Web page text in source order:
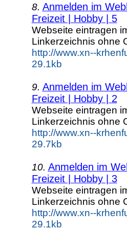
8. Anmelden im
Freizeit | Hobby | 5
Webseite eintragen
Linkerzeichnis ohne
http://www.xn--
29.1kb
9. Anmelden im
Freizeit | Hobby | 2
Webseite eintragen
Linkerzeichnis ohne
http://www.xn--
29.7kb
10. Anmelden im
Freizeit | Hobby | 3
Webseite eintragen
Linkerzeichnis ohne
http://www.xn--
29.1kb